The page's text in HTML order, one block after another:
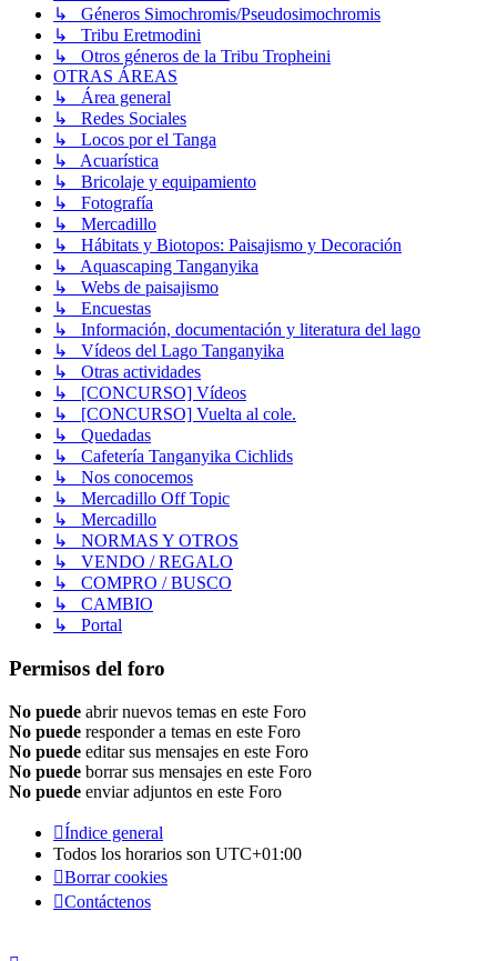
↳ Géneros Simochromis/Pseudosimochromis
↳ Tribu Eretmodini
↳ Otros géneros de la Tribu Tropheini
OTRAS ÁREAS
↳ Área general
↳ Redes Sociales
↳ Locos por el Tanga
↳ Acuarística
↳ Bricolaje y equipamiento
↳ Fotografía
↳ Mercadillo
↳ Hábitats y Biotopos: Paisajismo y Decoración
↳ Aquascaping Tanganyika
↳ Webs de paisajismo
↳ Encuestas
↳ Información, documentación y literatura del lago
↳ Vídeos del Lago Tanganyika
↳ Otras actividades
↳ [CONCURSO] Vídeos
↳ [CONCURSO] Vuelta al cole.
↳ Quedadas
↳ Cafetería Tanganyika Cichlids
↳ Nos conocemos
↳ Mercadillo Off Topic
↳ Mercadillo
↳ NORMAS Y OTROS
↳ VENDO / REGALO
↳ COMPRO / BUSCO
↳ CAMBIO
↳ Portal
Permisos del foro
No puede abrir nuevos temas en este Foro
No puede responder a temas en este Foro
No puede editar sus mensajes en este Foro
No puede borrar sus mensajes en este Foro
No puede enviar adjuntos en este Foro
Índice general
Todos los horarios son UTC+01:00
Borrar cookies
Contáctenos